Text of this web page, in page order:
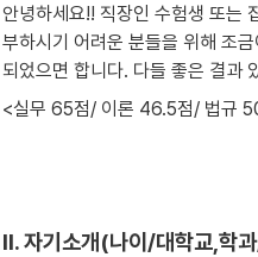
안녕하세요!! 직장인 수험생 또는
부하시기 어려운 분들을 위해 조
되었으면 합니다. 다들 좋은 결과
<실무 65점/ 이론 46.5점/ 법규
Ⅱ. 자기소개(나이/대학교,학